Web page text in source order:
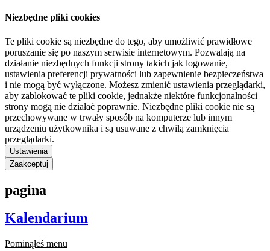
Niezbędne pliki cookies
Te pliki cookie są niezbędne do tego, aby umożliwić prawidłowe
poruszanie się po naszym serwisie internetowym. Pozwalają na
działanie niezbędnych funkcji strony takich jak logowanie,
ustawienia preferencji prywatności lub zapewnienie bezpieczeństwa
i nie mogą być wyłączone. Możesz zmienić ustawienia przeglądarki,
aby zablokować te pliki cookie, jednakże niektóre funkcjonalności
strony mogą nie działać poprawnie. Niezbędne pliki cookie nie są
przechowywane w trwały sposób na komputerze lub innym
urządzeniu użytkownika i są usuwane z chwilą zamknięcia
przeglądarki.
Ustawienia
Zaakceptuj
pagina
Kalendarium
Pominąłeś menu